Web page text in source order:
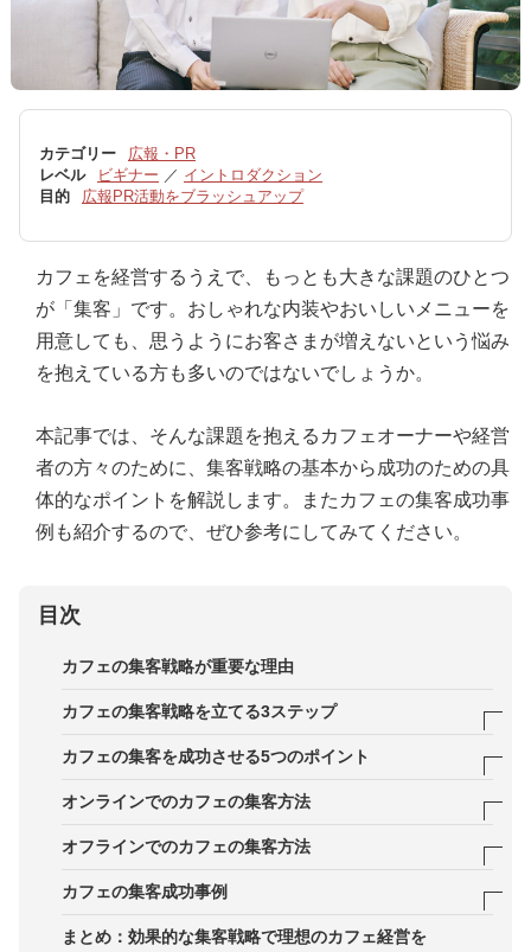
カテゴリー
広報・PR
レベル
ビギナー ／ イントロダクション
目的
広報PR活動をブラッシュアップ
カフェを経営するうえで、もっとも大きな課題のひとつ
が「集客」です。おしゃれな内装やおいしいメニューを
用意しても、思うようにお客さまが増えないという悩み
を抱えている方も多いのではないでしょうか。
本記事では、そんな課題を抱えるカフェオーナーや経営
者の方々のために、集客戦略の基本から成功のための具
体的なポイントを解説します。またカフェの集客成功事
例も紹介するので、ぜひ参考にしてみてください。
目次
カフェの集客戦略が重要な理由
カフェの集客戦略を立てる3ステップ
STEP1．顧客層を明らかにする
STEP2．トレンドを把握する
STEP3．施策と情報発信の方法を決める
カフェの集客を成功させる5つのポイント
ポイント1．コンセプトに合ったブランディング
ポイント2．付加価値を提供する
ポイント3．新しい販売形態の導入
ポイント4．定期的な話題づくり
オンラインでのカフェの集客方法
1．SNSを活用した情報発信
2．UGC（ユーザー生成コンテンツ）の活用
3．プレスリリースの配信
オフラインでのカフェの集客方法
1．目立つ看板やテラス席の設置
2．チラシやクーポンの配布・設置
カフェの集客成功事例
事例1．コーヒー教室を開催｜鳥羽珈琲株式会社
まとめ：効果的な集客戦略で理想のカフェ経営を